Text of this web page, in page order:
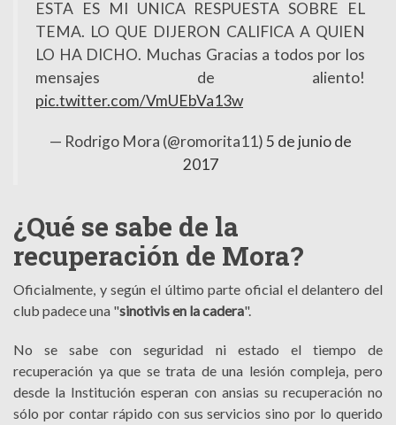
ESTA ES MI UNICA RESPUESTA SOBRE EL
TEMA. LO QUE DIJERON CALIFICA A QUIEN
LO HA DICHO. Muchas Gracias a todos por los
mensajes de aliento!
pic.twitter.com/VmUEbVa13w
— Rodrigo Mora (@romorita11)5 de junio de
2017
¿Qué se sabe de la
recuperación de Mora?
Oficialmente, y según el último parte oficial el delantero del
club padece una "sinotivis en la cadera".
No se sabe con seguridad ni estado el tiempo de
recuperación ya que se trata de una lesión compleja, pero
desde la Institución esperan con ansias su recuperación no
sólo por contar rápido con sus servicios sino por lo querido